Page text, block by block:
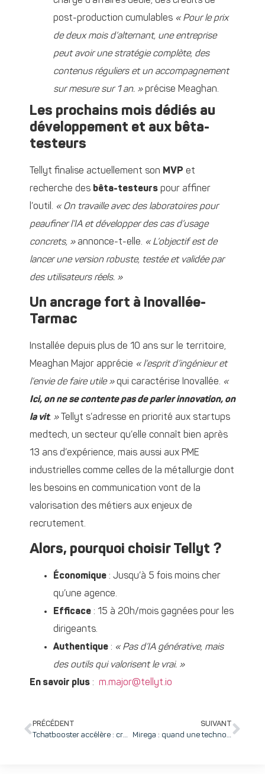
post-production cumulables « Pour le prix
de deux mois d’alternant, une entreprise
peut avoir une stratégie complète, des
contenus réguliers et un accompagnement
sur mesure sur 1 an. »précise Meaghan.
Les prochains mois dédiés au
développement et aux bêta-
testeurs
Tellyt finalise actuellement son MVP et
recherche des bêta-testeurs pour affiner
l’outil. « On travaille avec des laboratoires pour
peaufiner l’IA et développer des cas d’usage
concrets, »annonce-t-elle. « L’objectif est de
lancer une version robuste, testée et validée par
des utilisateurs réels. »
Un ancrage fort à Inovallée-
Tarmac
Installée depuis plus de 10 ans sur le territoire,
Meaghan Major apprécie « l’esprit d’ingénieur et
l’envie de faire utile »qui caractérise Inovallée. «
Ici, on ne se contente pas de parler innovation, on
la vit. »Tellyt s’adresse en priorité aux startups
medtech, un secteur qu’elle connaît bien après
13 ans d’expérience, mais aussi aux PME
industrielles comme celles de la métallurgie dont
les besoins en communication vont de la
valorisation des métiers aux enjeux de
recrutement.
Alors, pourquoi choisir Tellyt ?
Économique : Jusqu’à 5 fois moins cher
qu’une agence.
Efficace : 15 à 20h/mois gagnées pour les
dirigeants.
Authentique : « Pas d’IA générative, mais
des outils qui valorisent le vrai. »
En savoir plus : m.major@tellyt.io
PRÉCÉDENT
Tchatbooster accélère : croissance, Europe et innovation au cœur de la relation client
SUIVANT
Mirega : quand une technologie quantique devient un outil de lutte contre le dérèglement climatique